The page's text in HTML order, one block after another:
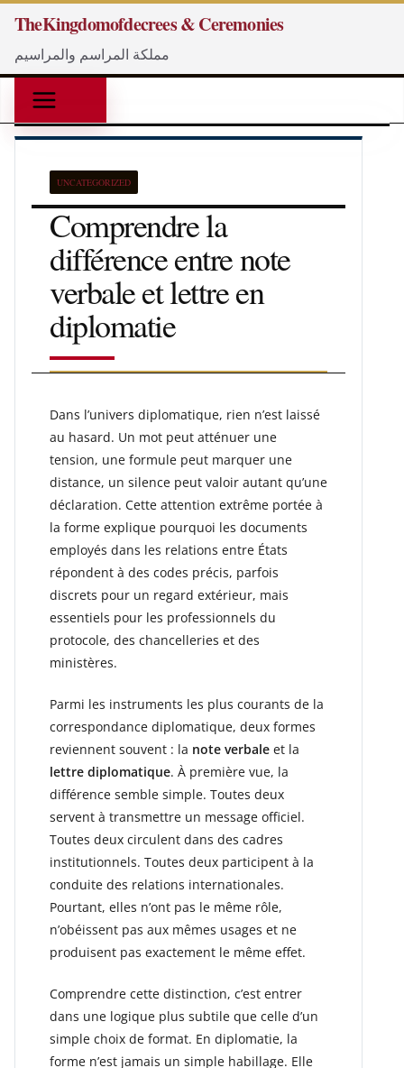
contenu
TheKingdomofdecrees & Ceremonies
مملكة المراسم والمراسيم
UNCATEGORIZED
Comprendre la
différence entre note
verbale et lettre en
diplomatie
Dans l’univers diplomatique, rien n’est laissé
au hasard. Un mot peut atténuer une
tension, une formule peut marquer une
distance, un silence peut valoir autant qu’une
déclaration. Cette attention extrême portée à
la forme explique pourquoi les documents
employés dans les relations entre États
répondent à des codes précis, parfois
discrets pour un regard extérieur, mais
essentiels pour les professionnels du
protocole, des chancelleries et des
ministères.
Parmi les instruments les plus courants de la
correspondance diplomatique, deux formes
reviennent souvent : la note verbale et la
lettre diplomatique. À première vue, la
différence semble simple. Toutes deux
servent à transmettre un message officiel.
Toutes deux circulent dans des cadres
institutionnels. Toutes deux participent à la
conduite des relations internationales.
Pourtant, elles n’ont pas le même rôle,
n’obéissent pas aux mêmes usages et ne
produisent pas exactement le même effet.
Comprendre cette distinction, c’est entrer
dans une logique plus subtile que celle d’un
simple choix de format. En diplomatie, la
forme n’est jamais un simple habillage. Elle